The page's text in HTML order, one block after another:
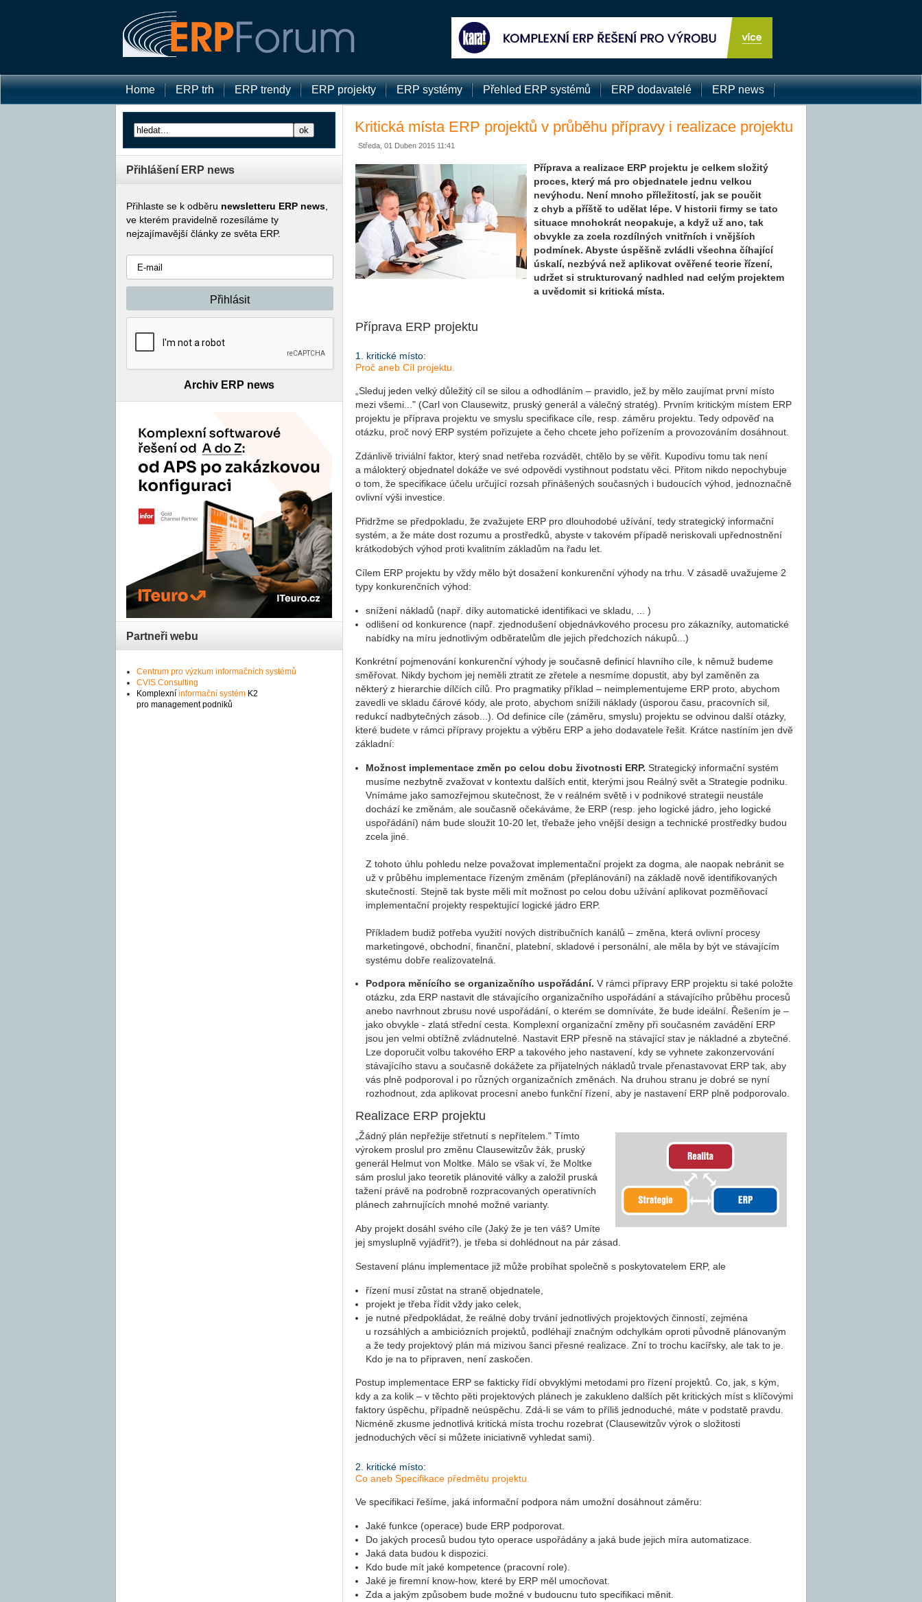
Home ERP trh ERP trendy ERP projekty ERP systémy Přehled ERP systémů ERP dodavatelé ERP news
Přihlášení ERP news
Přihlaste se k odběru newsletteru ERP news
ve kterém pravidelně rozesíláme ty
nejzajímavější články ze světa ERP.
Archiv ERP news
Partneři webu
Centrum pro výzkum informačních systémů
CVIS Consulting
Komplexní informační systém K2
pro management podniků
Kritická místa ERP projektů v průběhu přípravy i realizace projektu
Středa, 01 Duben 2015 11:41
Příprava a realizace ERP projektu je celkem složitý
proces, který má pro objednatele jednu velkou
nevýhodu. Není mnoho příležitostí, jak se poučit
z chyb a příště to udělat lépe. V historii firmy se tato
situace mnohokrát neopakuje, a když už ano, tak
obvykle za zcela rozdílných vnitřních i vnějších
podmínek. Abyste úspěšně zvládli všechna číhající
úskalí, nezbývá než aplikovat ověřené teorie řízení,
udržet si strukturovaný nadhled nad celým projektem
a uvědomit si kritická místa.
Příprava ERP projektu
1. kritické místo:
Proč aneb Cíl projektu.
„Sleduj jeden velký důležitý cíl se silou a odhodláním – pravidlo, jež by mělo zaujímat první místo
mezi všemi..." (Carl von Clausewitz, pruský generál a válečný stratég). Prvním kritickým místem ERP
projektu je příprava projektu ve smyslu specifikace cíle, resp. záměru projektu. Tedy odpověď na
otázku, proč nový ERP systém pořizujete a čeho chcete jeho pořízením a provozováním dosáhnout.
Zdánlivě triviální faktor, který snad netřeba rozvádět, chtělo by se věřit. Kupodivu tomu tak není
a málokterý objednatel dokáže ve své odpovědi vystihnout podstatu věci. Přitom nikdo nepochybuje
o tom, že specifikace účelu určující rozsah přinášených současných i budoucích výhod, jednoznačně
ovlivní výši investice.
Přidržme se předpokladu, že zvažujete ERP pro dlouhodobé užívání, tedy strategický informační
systém, a že máte dost rozumu a prostředků, abyste v takovém případě neriskovali upřednostnění
krátkodobých výhod proti kvalitním základům na řadu let.
Cílem ERP projektu by vždy mělo být dosažení konkurenční výhody na trhu. V zásadě uvažujeme 2
typy konkurenčních výhod:
snížení nákladů (např. díky automatické identifikaci ve skladu, ... )
odlišení od konkurence (např. zjednodušení objednávkového procesu pro zákazníky, automatické
nabídky na míru jednotlivým odběratelům dle jejich předchozích nákupů...)
Konkrétní pojmenování konkurenční výhody je současně definicí hlavního cíle, k němuž budeme
směřovat. Nikdy bychom jej neměli ztratit ze zřetele a nesmíme dopustit, aby byl zaměněn za
některý z hierarchie dílčích cílů. Pro pragmatiky příklad – neimplementujeme ERP proto, abychom
zavedli ve skladu čárové kódy, ale proto, abychom snížili náklady (úsporou času, pracovních sil,
redukcí nadbytečných zásob...). Od definice cíle (záměru, smyslu) projektu se odvinou další otázky,
které budete v rámci přípravy projektu a výběru ERP a jeho dodavatele řešit. Krátce nastíním jen dvě
základní:
Možnost implementace změn po celou dobu životnosti ERP. Strategický informační systém
musíme nezbytně zvažovat v kontextu dalších entit, kterými jsou Reálný svět a Strategie podniku.
Vnímáme jako samozřejmou skutečnost, že v reálném světě i v podnikové strategii neustále
dochází ke změnám, ale současně očekáváme, že ERP (resp. jeho logické jádro, jeho logické
uspořádání) nám bude sloužit 10-20 let, třebaže jeho vnější design a technické prostředky budou
zcela jiné.
Z tohoto úhlu pohledu nelze považovat implementační projekt za dogma, ale naopak nebránit se
už v průběhu implementace řízeným změnám (přeplánování) na základě nově identifikovaných
skutečností. Stejně tak byste měli mít možnost po celou dobu užívání aplikovat pozměňovací
implementační projekty respektující logické jádro ERP.
Příkladem budiž potřeba využití nových distribučních kanálů – změna, která ovlivní procesy
marketingové, obchodní, finanční, platební, skladové i personální, ale měla by být ve stávajícím
systému dobře realizovatelná.
Podpora měnícího se organizačního uspořádání. V rámci přípravy ERP projektu si také položte
otázku, zda ERP nastavit dle stávajícího organizačního uspořádání a stávajícího průběhu procesů
anebo navrhnout zbrusu nové uspořádání, o kterém se domníváte, že bude ideální. Řešením je –
jako obvykle - zlatá střední cesta. Komplexní organizační změny při současném zavádění ERP
jsou jen velmi obtížně zvládnutelné. Nastavit ERP přesně na stávající stav je nákladné a zbytečné.
Lze doporučit volbu takového ERP a takového jeho nastavení, kdy se vyhnete zakonzervování
stávajícího stavu a současně dokážete za přijatelných nákladů trvale přenastavovat ERP tak, aby
vás plně podporoval i po různých organizačních změnách. Na druhou stranu je dobré se nyní
rozhodnout, zda aplikovat procesní anebo funkční řízení, aby je nastavení ERP plně podporovalo.
Realizace ERP projektu
„Žádný plán nepřežije střetnutí s nepřítelem." Tímto
výrokem proslul pro změnu Clausewitzův žák, pruský
generál Helmut von Moltke. Málo se však ví, že Moltke
sám proslul jako teoretik plánovité války a založil pruská
tažení právě na podrobně rozpracovaných operativních
plánech zahrnujících mnohé možné varianty.
Aby projekt dosáhl svého cíle (Jaký že je ten váš? Umíte
jej smysluplně vyjádřit?), je třeba si dohlédnout na pár zásad.
Sestavení plánu implementace již může probíhat společně s poskytovatelem ERP, ale
řízení musí zůstat na straně objednatele,
projekt je třeba řídit vždy jako celek,
je nutné předpokládat, že reálné doby trvání jednotlivých projektových činností, zejména
u rozsáhlých a ambiciózních projektů, podléhají značným odchylkám oproti původně plánovaným
a že tedy projektový plán má mizivou šanci přesné realizace. Zní to trochu kacířsky, ale tak to je.
Kdo je na to připraven, není zaskočen.
Postup implementace ERP se fakticky řídí obvyklými metodami pro řízení projektů. Co, jak, s kým,
kdy a za kolik – v těchto pěti projektových plánech je zakukleno dalších pět kritických míst s klíčovými
faktory úspěchu, případně neúspěchu. Zdá-li se vám to příliš jednoduché, máte v podstatě pravdu.
Nicméně zkusme jednotlivá kritická místa trochu rozebrat (Clausewitzův výrok o složitosti
jednoduchých věcí si můžete iniciativně vyhledat sami).
2. kritické místo:
Co aneb Specifikace předmětu projektu.
Ve specifikaci řešíme, jaká informační podpora nám umožní dosáhnout záměru:
Jaké funkce (operace) bude ERP podporovat.
Do jakých procesů budou tyto operace uspořádány a jaká bude jejich míra automatizace.
Jaká data budou k dispozici.
Kdo bude mít jaké kompetence (pracovní role).
Jaké je firemní know-how, které by ERP měl umocňovat.
Zda a jakým způsobem bude možné v budoucnu tuto specifikaci měnit.